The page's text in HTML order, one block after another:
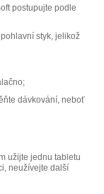
postupujte podle
styk, jelikož
dávkování, neboť
užijte jednu tabletu
neužívejte další